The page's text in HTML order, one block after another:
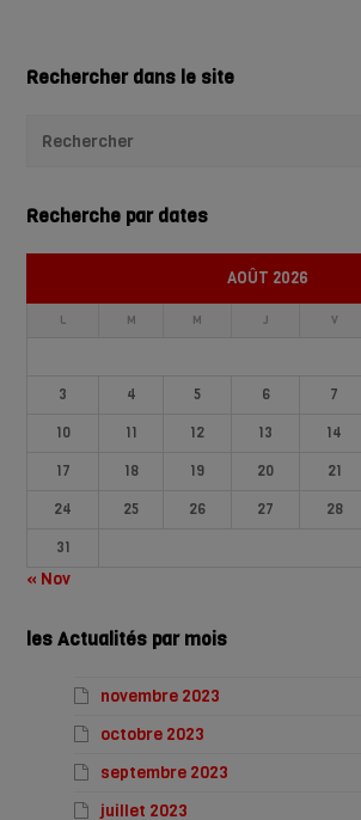
Rechercher dans le site
Recherche par dates
AOÛT 2026
L M M J V
3
4 5 6 7
10
11 12 13 14
17
18 19 20 21
24
25 26 27 28
31
« Nov
les Actualités par mois
novembre 2023
octobre 2023
septembre 2023
juillet 2023